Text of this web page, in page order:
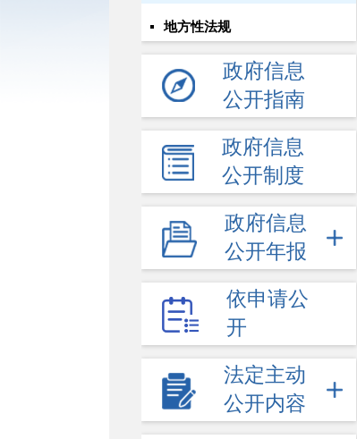
地方性法规
政府信息
公开指南
政府信息
公开制度
政府信息
公开年报
依申请公
开
法定主动
公开内容